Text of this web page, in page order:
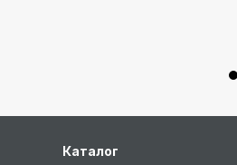
Каталог